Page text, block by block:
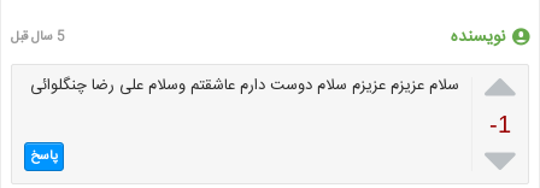
نویسنده 5 سال قبل

-1

سلام عزیزم عزیزم سلام دوست دارم عاشقتم وسلام علی رضا چنگلوائی
پاسخ